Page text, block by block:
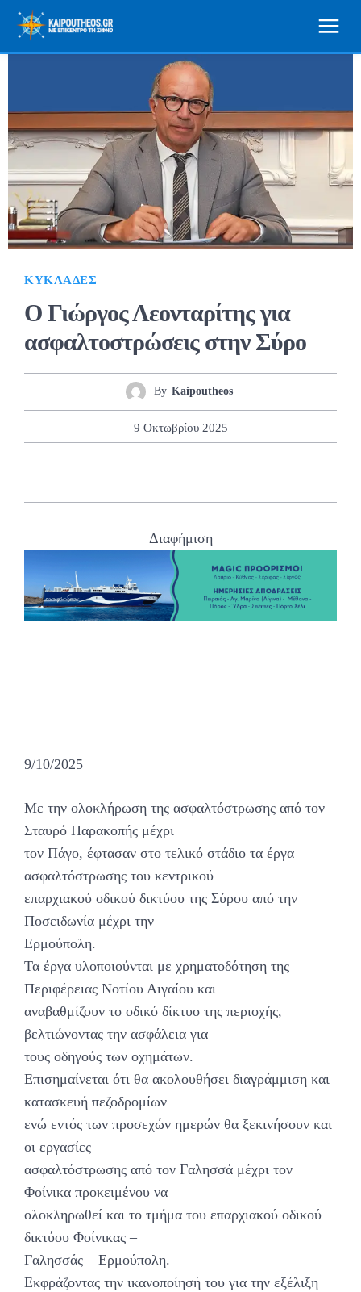
ΚΥΚΛΆΔΕΣ
Ο Γιώργος Λεονταρίτης για
ασφαλτοστρώσεις στην Σύρο
By Kaipoutheos
9 Οκτωβρίου 2025
Διαφήμιση
9/10/2025
Με την ολοκλήρωση της ασφαλτόστρωσης από τον
Σταυρό Παρακοπής μέχρι
τον Πάγο, έφτασαν στο τελικό στάδιο τα έργα
ασφαλτόστρωσης του κεντρικού
επαρχιακού οδικού δικτύου της Σύρου από την
Ποσειδωνία μέχρι την
Ερμούπολη.
Τα έργα υλοποιούνται με χρηματοδότηση της
Περιφέρειας Νοτίου Αιγαίου και
αναβαθμίζουν το οδικό δίκτυο της περιοχής,
βελτιώνοντας την ασφάλεια για
τους οδηγούς των οχημάτων.
Επισημαίνεται ότι θα ακολουθήσει διαγράμμιση και
κατασκευή πεζοδρομίων
ενώ εντός των προσεχών ημερών θα ξεκινήσουν και
οι εργασίες
ασφαλτόστρωσης από τον Γαλησσά μέχρι τον
Φοίνικα προκειμένου να
ολοκληρωθεί και το τμήμα του επαρχιακού οδικού
δικτύου Φοίνικας –
Γαλησσάς – Ερμούπολη.
Εκφράζοντας την ικανοποίησή του για την εξέλιξη